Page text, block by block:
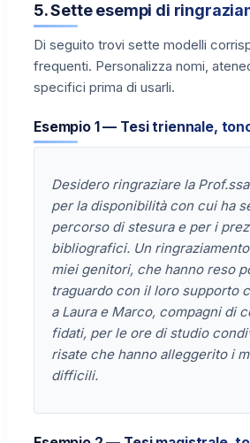
5. Sette esempi di
Di seguito trovi sette modelli
frequenti. Personalizza nomi,
specifici prima di usarli.
Esempio 1 — Tesi triennale,
Desidero ringraziare la
per la disponibilità con cui ha
percorso di stesura e per i
bibliografici. Un
miei genitori, che hanno reso
traguardo con il loro supporto
a Laura e Marco, compagni di
fidati, per le ore di studio
risate che hanno alleggerito i
difficili.